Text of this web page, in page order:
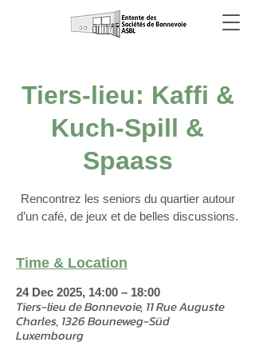
Tiers-lieu: Kaffi &
Kuch-Spill &
Spaass
Rencontrez les seniors du quartier autour
d’un café, de jeux et de belles discussions.
Time & Location
24 Dec 2025, 14:00 – 18:00
Tiers-lieu de Bonnevoie, 11 Rue Auguste
Charles, 1326 Bouneweg-Süd
Luxembourg